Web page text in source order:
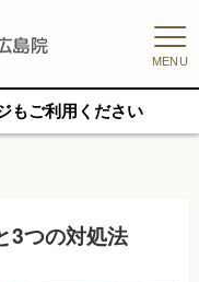
MENU
もご利用ください
3つの対処法